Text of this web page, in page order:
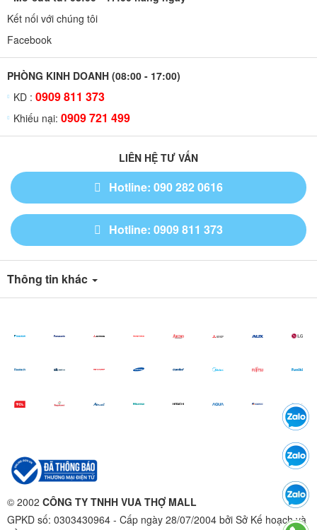
Kết nối với chúng tôi
Facebook
PHÒNG KINH DOANH (08:00 - 17:00)
KD : 0909 811 373
Khiếu nại: 0909 721 499
LIÊN HỆ TƯ VẤN
Hotline: 090 282 0616
Hotline: 0909 811 373
Thông tin khác
© 2002 CÔNG TY TNHH VUA THỢ MALL
GPKD số: 0303430964 - Cấp ngày 28/07/2004 bởi Sở Kế hoạch và